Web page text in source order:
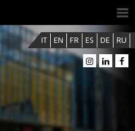
IT EN FR ES DE RU